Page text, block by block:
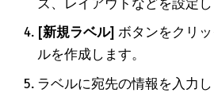
ズ、レイアウトなどを設定し
[新規ラベル] ボタンをクリ
ルを作成します。
ラベルに宛先の情報を入力し